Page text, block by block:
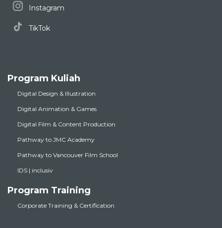
Instagram
TikTok
Program Kuliah
Digital Design & Illustration
Digital Animation & Games
Digital Film & Content Production
Pathway to JMC Academy
Pathway to Vancouver Film School
IDS | inclusiv
Program Training
Corporate Training & Certification